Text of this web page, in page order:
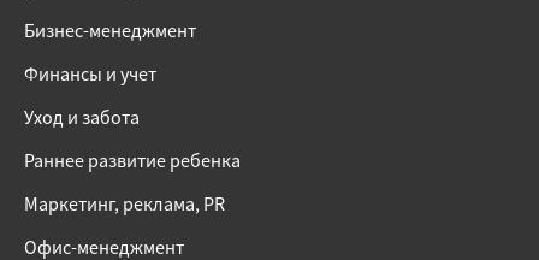
Бизнес-менеджмент
Финансы и учет
Уход и забота
Раннее развитие ребенка
Маркетинг, реклама, PR
Офис-менеджмент